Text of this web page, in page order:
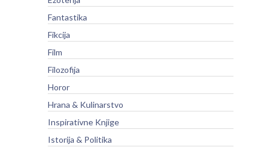
Fantastika
Fikcija
Film
Filozofija
Horor
Hrana & Kulinarstvo
Inspirativne Knjige
Istorija & Politika